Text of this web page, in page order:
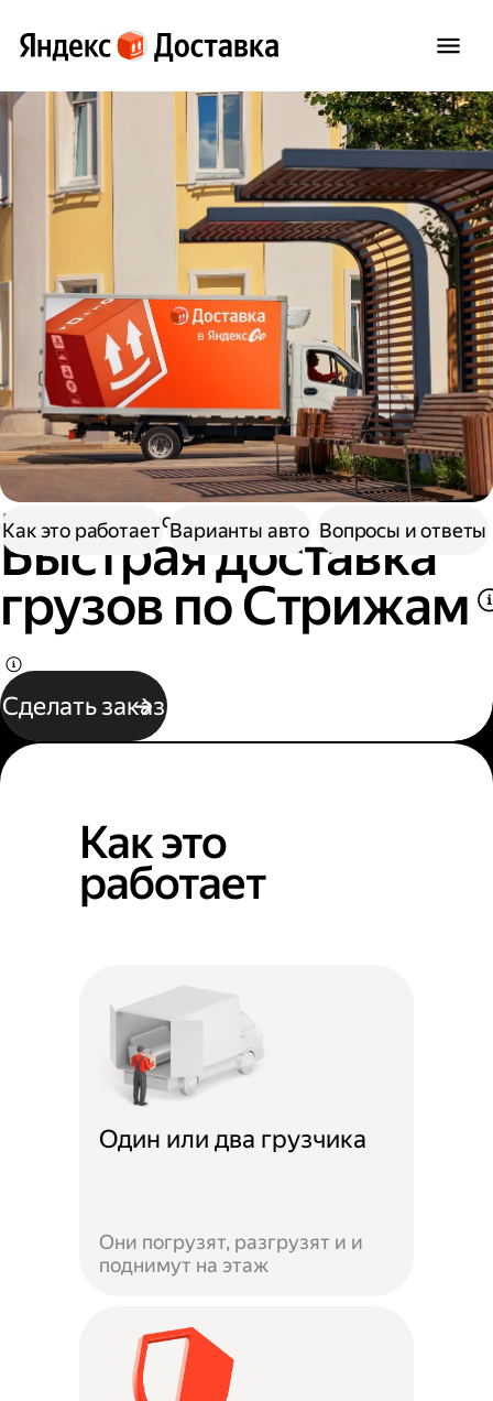
Доставка Грузоперевозки
Быстрая доставка
грузов по Стрижам
Сделать заказ
Как это работает Варианты авто Вопросы и ответы
Как это
работает
Один или два грузчика
Они погрузят, разгрузят и и
поднимут на этаж